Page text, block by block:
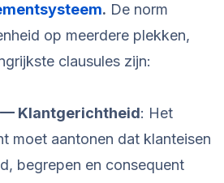
. De norm
op meerdere plekken,
clausules zijn:
— Klantgerichtheid: Het
moet aantonen dat klanteisen
begrepen en consequent